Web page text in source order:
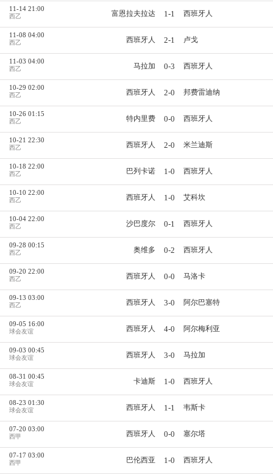
11-14 21:00
西乙 富恩拉夫拉达 1-1 西班牙人
11-08 04:00
西乙 西班牙人 2-1 卢戈
11-03 04:00
西乙 马拉加 0-3 西班牙人
10-29 02:00
西乙 西班牙人 2-0 邦费雷迪纳
10-26 01:15
西乙 特内里费 0-0 西班牙人
10-21 22:30
西乙 西班牙人 2-0 米兰迪斯
10-18 22:00
西乙 巴列卡诺 1-0 西班牙人
10-10 22:00
西乙 西班牙人 1-0 艾科坎
10-04 22:00
西乙 沙巴度尔 0-1 西班牙人
09-28 00:15
西乙 奥维多 0-2 西班牙人
09-20 22:00
西乙 西班牙人 0-0 马洛卡
09-13 03:00
西乙 西班牙人 3-0 阿尔巴塞特
09-05 16:00
球会友谊 西班牙人 4-0 阿尔梅利亚
09-03 00:45
球会友谊 西班牙人 3-0 马拉加
08-31 00:45
球会友谊 卡迪斯 1-0 西班牙人
08-23 01:30
球会友谊 西班牙人 1-1 韦斯卡
07-20 03:00
西甲 西班牙人 0-0 塞尔塔
07-17 03:00
西甲 巴伦西亚 1-0 西班牙人